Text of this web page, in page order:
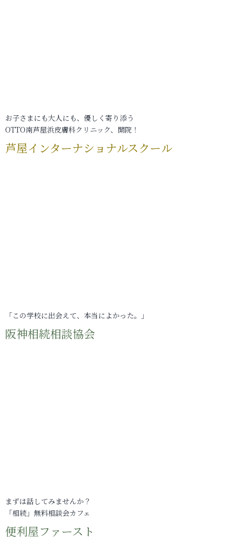
お子さまにも大人にも、優しく寄り添う
OTTO南芦屋浜皮膚科クリニック、開院！
芦屋インターナショナルスクール
「この学校に出会えて、本当によかった。」
阪神相続相談協会
まずは話してみませんか？
「相続」無料相談会カフェ
便利屋ファースト